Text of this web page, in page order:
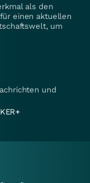
als den
einen aktuellen
um
und